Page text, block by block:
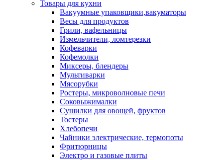
Товары для кухни
Вакуумные упаковщики,вакуматоры
Весы для продуктов
Грили, вафельницы
Измельчители, ломтерезки
Кофеварки
Кофемолки
Миксеры, блендеры
Мультиварки
Мясорубки
Ростеры, микроволновые печи
Соковыжималки
Сушилки для овощей, фруктов
Тостеры
Хлебопечи
Чайники электрические, термопоты
Фритюрницы
Электро и газовые плиты